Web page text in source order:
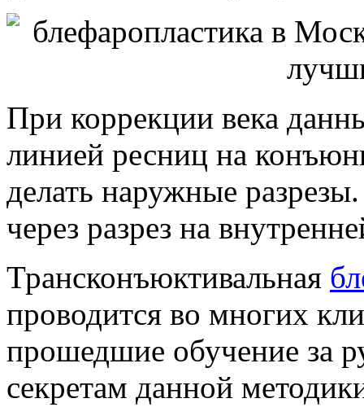
При коррекции века
линией ресниц на
делать наружные
через разрез на
Трансконъюктивальная
проводится во многих
прошедшие обучение за
секретам данной